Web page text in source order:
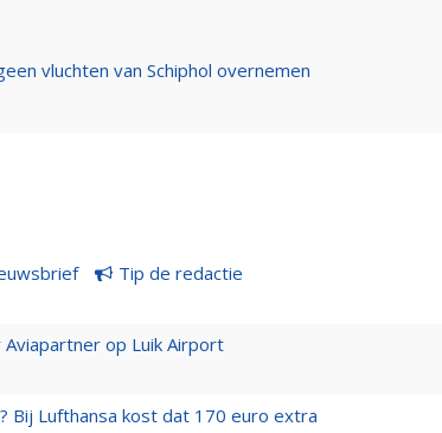
vluchten van Schiphol overnemen
Tip de redactie
Aviapartner op Luik Airport
Bij Lufthansa kost dat 170 euro extra